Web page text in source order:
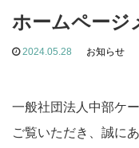
ホームページ
2024.05.28 お知らせ
一般社団法人中部ケ
ご覧いただき、誠に